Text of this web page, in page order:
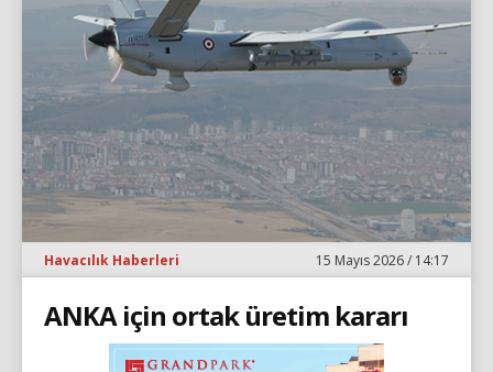
Havacılık Haberleri 15 Mayıs 2026 / 14:17
ANKA için ortak üretim kararı